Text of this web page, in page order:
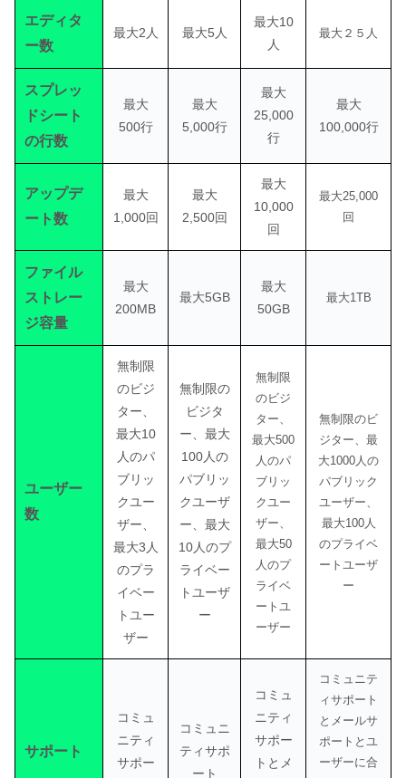
エディタ
ー数
最大2人 最大5人
最大10
人
最大２５人
スプレッ
ドシート
の行数
最大
500行
最大
5,000行
最大
25,000
行
最大
100,000行
アップデ
ート数
最大
1,000回
最大
2,500回
最大
10,000
回
最大25,000
回
ファイル
ストレー
ジ容量
最大
200MB
最大5GB
最大
50GB
最大1TB
ユーザー
数
無制限
のビジ
ター、
最大10
人のパ
ブリッ
クユー
ザー、
最大3人
のプラ
イベー
トユー
ザー
無制限の
ビジタ
ー、最大
100人の
パブリッ
クユーザ
ー、最大
10人のプ
ライベー
トユーザ
ー
無制限
のビジ
ター、
最大500
人のパ
ブリッ
クユー
ザー、
最大50
人のプ
ライベ
ートユ
ーザー
無制限のビ
ジター、最
大1000人の
パブリック
ユーザー、
最大100人
のプライベ
ートユーザ
ー
サポート
コミュ
ニティ
サポー
コミュニ
ティサポ
ート
コミュ
ニティ
サポー
トとメ
コミュニテ
ィサポート
とメールサ
ポートとユ
ーザーに合